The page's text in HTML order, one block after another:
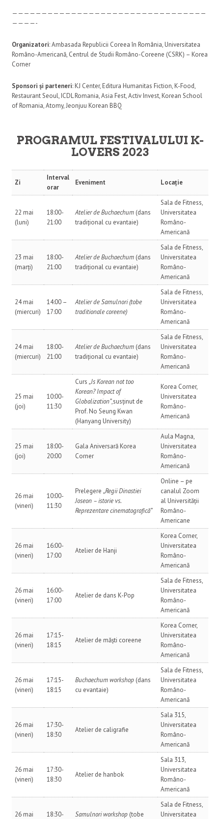
—————————————————————————————————
————-
Organizatori: Ambasada Republicii Coreea în România, Universitatea
Româno-Americană, Centrul de Studii Româno-Coreene (CSRK) – Korea
Corner
Sponsori și parteneri: KJ Center, Editura Humanitas Fiction, K-Food,
Restaurant Seoul, ICDL Romania, Asia Fest, Activ Invest, Korean School
of Romania, Atomy, Jeonjuu Korean BBQ
PROGRAMUL FESTIVALULUI K-
LOVERS 2023
Zi
Interval
orar
Eveniment Locație
22 mai
(luni)
18:00-
21:00
Atelier de Buchaechum (dans
tradițional cu evantaie)
Sala de Fitness,
Universitatea
Româno-
Americană
23 mai
(marți)
18:00-
21:00
Atelier de Buchaechum (dans
tradițional cu evantaie)
Sala de Fitness,
Universitatea
Româno-
Americană
24 mai
(miercuri)
14:00 –
17:00
Atelier de Samulnori (tobe
traditionale coreene)
Sala de Fitness,
Universitatea
Româno-
Americană
24 mai
(miercuri)
18:00-
21:00
Atelier de Buchaechum (dans
tradițional cu evantaie)
Sala de Fitness,
Universitatea
Româno-
Americană
25 mai
(joi)
10:00-
11:30
Curs „Is Korean not too
Korean? Impact of
Globalization”,susținut de
Prof. No Seung Kwan
(Hanyang University)
Korea Corner,
Universitatea
Româno-
Americană
25 mai
(joi)
18:00-
20:00
Gala Aniversară Korea
Corner
Aula Magna,
Universitatea
Româno-
Americană
26 mai
(vineri)
10:00-
11:30
Prelegere „Regii Dinastiei
Joseon – istorie vs.
Reprezentare cinematografică”
Online – pe
canalul Zoom
al Universității
Româno-
Americane
26 mai
(vineri)
16:00-
17:00
Atelier de Hanji
Korea Corner,
Universitatea
Româno-
Americană
26 mai
(vineri)
16:00-
17:00
Atelier de dans K-Pop
Sala de Fitness,
Universitatea
Româno-
Americană
26 mai
(vineri)
17:15-
18:15
Atelier de măști coreene
Korea Corner,
Universitatea
Româno-
Americană
26 mai
(vineri)
17:15-
18:15
Buchaechum workshop (dans
cu evantaie)
Sala de Fitness,
Universitatea
Româno-
Americană
26 mai
(vineri)
17:30-
18:30
Atelier de caligrafie
Sala 315,
Universitatea
Româno-
Americană
26 mai
(vineri)
17:30-
18:30
Atelier de hanbok
Sala 313,
Universitatea
Româno-
Americană
26 mai
18:30-
Samulnori workshop (tobe
Sala de Fitness,
Universitatea